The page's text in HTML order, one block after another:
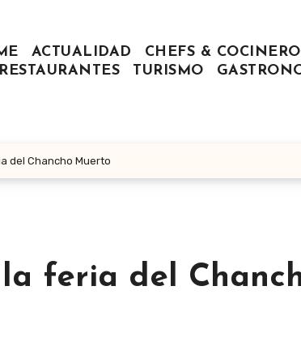
ACTUALIDAD CHEFS &
RESTAURANTES
TURISMO
del Chancho Muerto
feria del